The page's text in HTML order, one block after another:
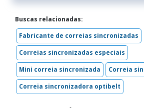
Buscas relacionadas:
Fabricante de correias sincronizadas
Correias sincronizadas especiais
Mini correia sincronizada
Correia
Correia sincronizadora optibelt